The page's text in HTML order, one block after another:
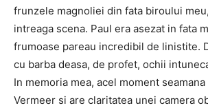
frunzele magnoliei din fata biroului
intreaga scena. Paul era asezat in fata
frumoase pareau incredibil de linistite.
cu barba deasa, de profet, ochii
In memoria mea, acel moment
Vermeer si are claritatea unei camera